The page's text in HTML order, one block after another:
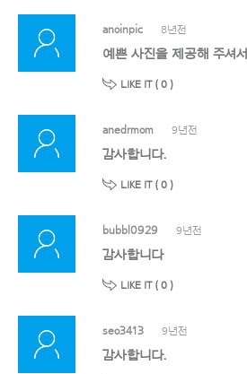
anoinpic 8년전
예쁜 사진을 제공해 주셔
LIKE IT ( 0 )
anedrmom 9년전
감사합니다.
LIKE IT ( 0 )
bubbl0929 9년전
감사합니다
LIKE IT ( 0 )
seo3413 9년전
감사합니다.